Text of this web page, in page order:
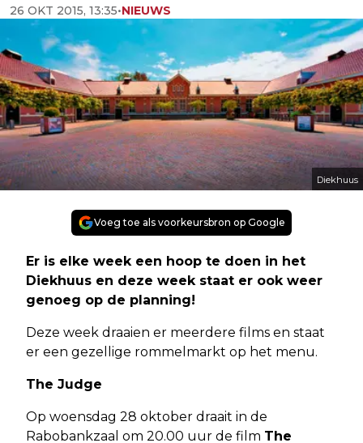
26 OKT 2015, 13:35•NIEUWS
Diekhuus
Voeg toe als voorkeursbron op Google
Er is elke week een hoop te doen in het
Diekhuus en deze week staat er ook weer
genoeg op de planning!
Deze week draaien er meerdere films en staat
er een gezellige rommelmarkt op het menu.
The Judge
Op woensdag 28 oktober draait in de
Rabobankzaal om 20.00 uur de film The